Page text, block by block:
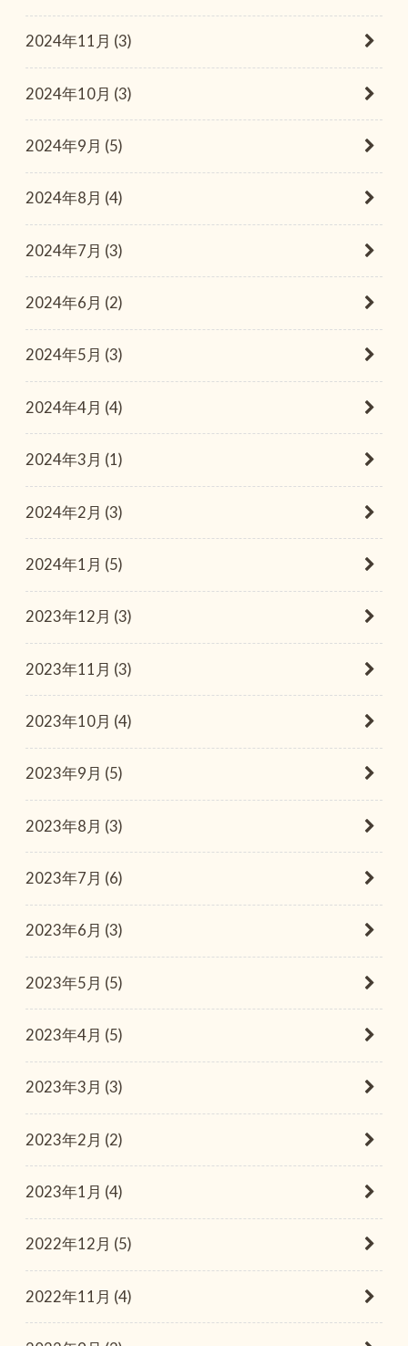
2024年11月 (3)
2024年10月 (3)
2024年9月 (5)
2024年8月 (4)
2024年7月 (3)
2024年6月 (2)
2024年5月 (3)
2024年4月 (4)
2024年3月 (1)
2024年2月 (3)
2024年1月 (5)
2023年12月 (3)
2023年11月 (3)
2023年10月 (4)
2023年9月 (5)
2023年8月 (3)
2023年7月 (6)
2023年6月 (3)
2023年5月 (5)
2023年4月 (5)
2023年3月 (3)
2023年2月 (2)
2023年1月 (4)
2022年12月 (5)
2022年11月 (4)